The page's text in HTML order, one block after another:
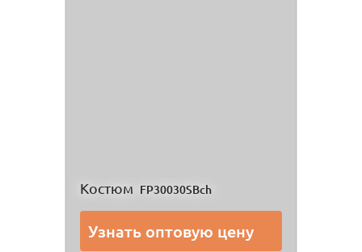
Костюм FP30030SBch
Узнать оптовую цену